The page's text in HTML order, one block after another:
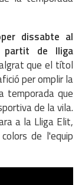
dissabte al
partit de lliga
que el títol
per omplir la
temporada que
de la vila.
a la Lliga Elit,
de l'equip